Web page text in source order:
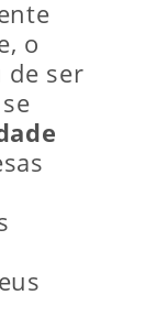
o
de ser